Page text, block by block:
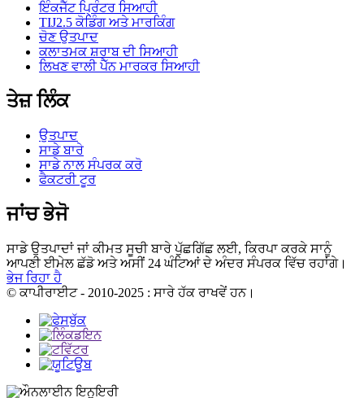
ਇੰਕਜੈੱਟ ਪ੍ਰਿੰਟਰ ਸਿਆਹੀ
TIJ2.5 ਕੋਡਿੰਗ ਅਤੇ ਮਾਰਕਿੰਗ
ਚੋਣ ਉਤਪਾਦ
ਕਲਾਤਮਕ ਸ਼ਰਾਬ ਦੀ ਸਿਆਹੀ
ਲਿਖਣ ਵਾਲੀ ਪੈੱਨ ਮਾਰਕਰ ਸਿਆਹੀ
ਤੇਜ਼ ਲਿੰਕ
ਉਤਪਾਦ
ਸਾਡੇ ਬਾਰੇ
ਸਾਡੇ ਨਾਲ ਸੰਪਰਕ ਕਰੋ
ਫੈਕਟਰੀ ਟੂਰ
ਜਾਂਚ ਭੇਜੋ
ਸਾਡੇ ਉਤਪਾਦਾਂ ਜਾਂ ਕੀਮਤ ਸੂਚੀ ਬਾਰੇ ਪੁੱਛਗਿੱਛ ਲਈ, ਕਿਰਪਾ ਕਰਕੇ ਸਾਨੂੰ
ਆਪਣੀ ਈਮੇਲ ਛੱਡੋ ਅਤੇ ਅਸੀਂ 24 ਘੰਟਿਆਂ ਦੇ ਅੰਦਰ ਸੰਪਰਕ ਵਿੱਚ ਰਹਾਂਗੇ।
ਭੇਜ ਰਿਹਾ ਹੈ
© ਕਾਪੀਰਾਈਟ - 2010-2025 : ਸਾਰੇ ਹੱਕ ਰਾਖਵੇਂ ਹਨ।